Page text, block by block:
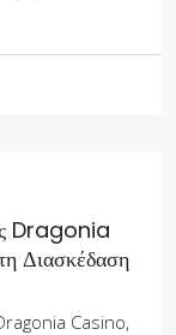
Dragonia
Διασκέδαση
Casino,